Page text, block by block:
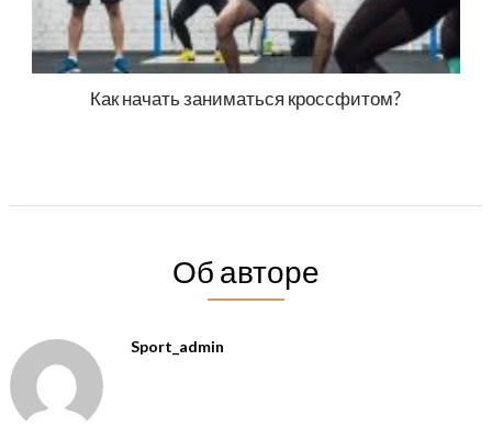
Как начать заниматься кроссфитом?
Об авторе
Sport_admin